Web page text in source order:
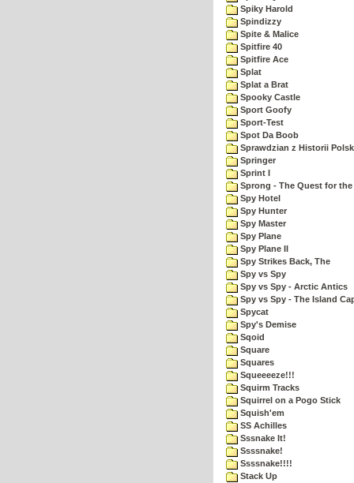
Spiky Harold
Spindizzy
Spite & Malice
Spitfire 40
Spitfire Ace
Splat
Splat a Brat
Spooky Castle
Sport Goofy
Sport-Test
Spot Da Boob
Sprawdzian z Historii
Springer
Sprint I
Sprong - The Quest for
Spy Hotel
Spy Hunter
Spy Master
Spy Plane
Spy Plane II
Spy Strikes Back, The
Spy vs Spy
Spy vs Spy - Arctic Antics
Spy vs Spy - The Island
Spycat
Spy's Demise
Sqoid
Square
Squares
Squeeeeze!!!
Squirm Tracks
Squirrel on a Pogo Stick
Squish'em
SS Achilles
Sssnake It!
Ssssnake!
Ssssnake!!!!
Stack Up